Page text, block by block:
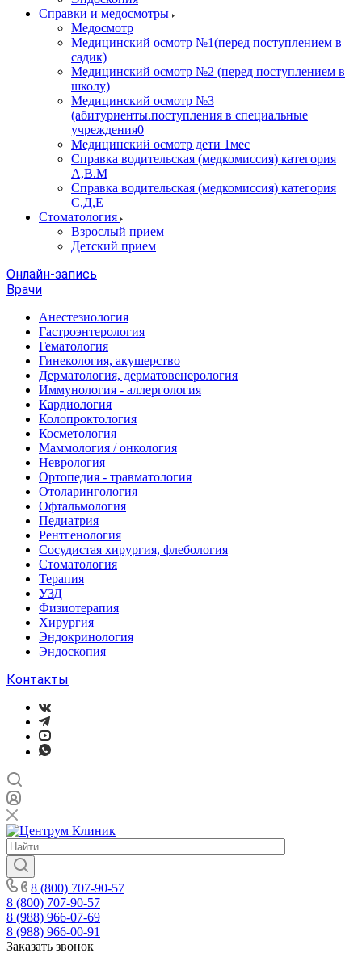
Справки и медосмотры
Медосмотр
Медицинский осмотр №1(перед поступлением в
садик)
Медицинский осмотр №2 (перед поступлением в
школу)
Медицинский осмотр №3
(абитуриенты.поступления в специальные
учреждения0
Медицинский осмотр дети 1мес
Справка водительская (медкомиссия) категория
А,В.М
Справка водительская (медкомиссия) категория
С,Д,Е
Стоматология
Взрослый прием
Детский прием
Онлайн-запись
Врачи
Анестезиология
Гастроэнтерология
Гематология
Гинекология, акушерство
Дерматология, дерматовенерология
Иммунология - аллергология
Кардиология
Колопроктология
Косметология
Маммология / онкология
Неврология
Ортопедия - травматология
Отоларингология
Офтальмология
Педиатрия
Рентгенология
Сосудистая хирургия, флебология
Стоматология
Терапия
УЗД
Физиотерапия
Хирургия
Эндокринология
Эндоскопия
Контакты
8 (800) 707-90-57
8 (800) 707-90-57
8 (988) 966-07-69
8 (988) 966-00-91
Заказать звонок